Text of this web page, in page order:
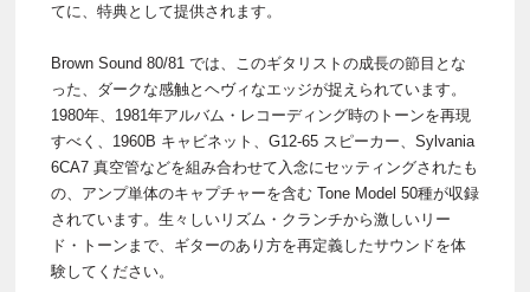
てに、特典として提供されます。
Brown Sound 80/81 では、このギタリストの成長の節目とな
った、ダークな感触とヘヴィなエッジが捉えられています。
1980年、1981年アルバム・レコーディング時のトーンを再現
すべく、1960B キャビネット、G12-65 スピーカー、Sylvania
6CA7 真空管などを組み合わせて入念にセッティングされたも
の、アンプ単体のキャプチャーを含む Tone Model 50種が収録
されています。生々しいリズム・クランチから激しいリー
ド・トーンまで、ギターのあり方を再定義したサウンドを体
験してください。